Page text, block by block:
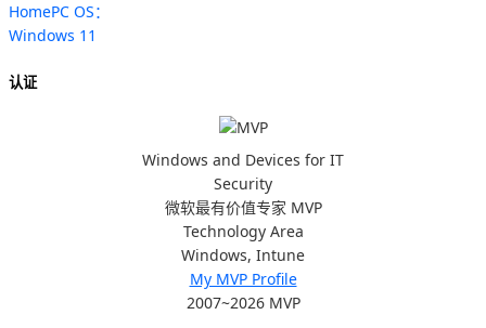
HomePC OS：
Windows 11
认证
Windows and Devices for IT
Security
微软最有价值专家 MVP
Technology Area
Windows, Intune
My MVP Profile
2007~2026 MVP